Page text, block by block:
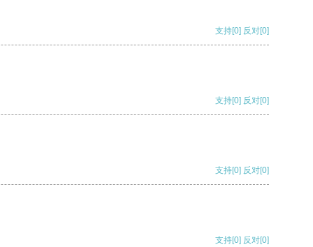
支持[0] 反对[0]
支持[0] 反对[0]
支持[0] 反对[0]
支持[0] 反对[0]